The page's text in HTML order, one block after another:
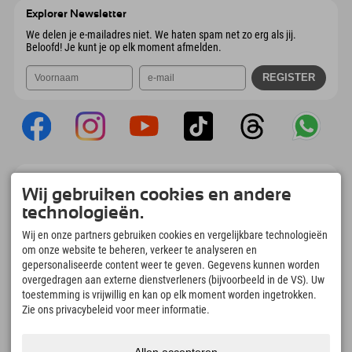
Explorer Newsletter
We delen je e-mailadres niet. We haten spam net zo erg als jij.
Beloofd! Je kunt je op elk moment afmelden.
Upload je #ExplorerMoments, Mijn Explorer
To Go met een boekingsoverzicht, bucketlist,
restaurantoverzicht en nog veel meer.
Download nu!
Tijd voor ontdekkingsmomenten
166
Bergmeren en
4.634km
Wij gebruiken cookies en andere
technologieën.
Wij en onze partners gebruiken cookies en vergelijkbare technologieën
om onze website te beheren, verkeer te analyseren en
gepersonaliseerde content weer te geven. Gegevens kunnen worden
overgedragen aan externe dienstverleners (bijvoorbeeld in de VS). Uw
toestemming is vrijwillig en kan op elk moment worden ingetrokken.
Zie ons privacybeleid voor meer informatie.